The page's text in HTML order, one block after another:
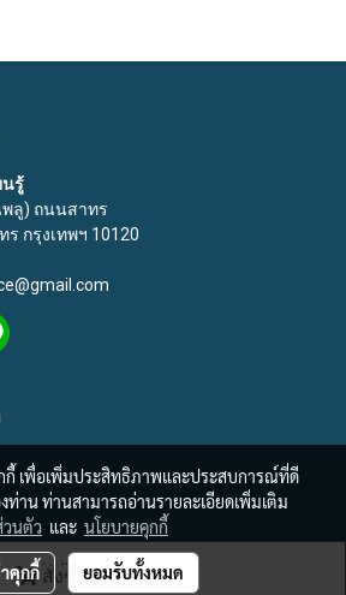
สั่งซื้อสินค้า
นรู้
ลู) ถนนสาทร
กรุงเทพฯ 10120
Rights Reserved. Fathom Bookspace
กี้ เพื่อเพิ่มประสิทธิภาพและประสบการณ์ที่ดี
ท่าน ท่านสามารถอ่านรายละเอียดเพิ่มเติม
นตัว และ นโยบายคุกกี้
คุกกี้ ยอมรับทั้งหมด